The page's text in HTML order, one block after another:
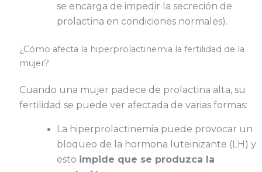
se encarga de impedir la secreción de
prolactina en condiciones normales).
¿Cómo afecta la hiperprolactinemia la fertilidad de la
mujer?
Cuando una mujer padece de prolactina alta, su
fertilidad se puede ver afectada de varias formas:
La hiperprolactinemia puede provocar un
bloqueo de la hormona luteinizante (LH) y
esto impide que se produzca la